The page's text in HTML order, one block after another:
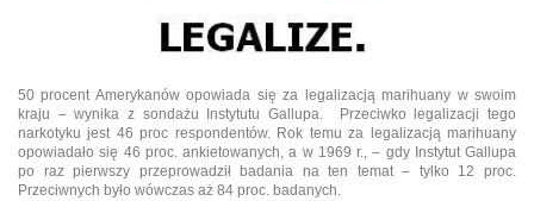
50 procent Amerykanów opowiada się za legalizacją marihuany w swoim
kraju – wynika z sondażu Instytutu Gallupa. Przeciwko legalizacji tego
narkotyku jest 46 proc respondentów. Rok temu za legalizacją marihuany
opowiadało się 46 proc. ankietowanych, a w 1969 r., – gdy Instytut Gallupa
po raz pierwszy przeprowadził badania na ten temat – tylko 12
proc.
Przeciwnych było wówczas aż 84 proc. badanych.